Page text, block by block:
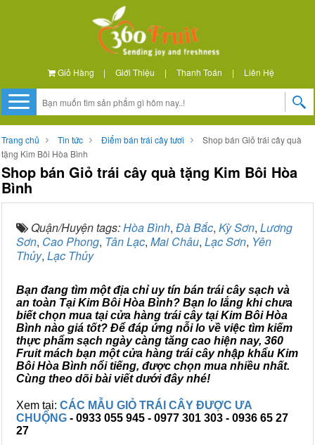
Giỏ Hàng | Giới Thiệu | Thanh Toán | Liên Hệ
Trang chủ Tin tức Điểm bán trái cây tươi
Shop bán Giỏ trái cây quà
tặng Kim Bôi Hòa Bình
Shop bán Giỏ trái cây quà tặng Kim Bôi Hòa
Bình
Quận/Huyện tags:Hòa Bình, Đà Bắc, Kỳ Sơn, Lương
Sơn, Cao Phong, Tân Lạc, Mai Châu, Lạc Sơn, Yên
Thủy, Lạc Thủy
Bạn đang tìm một địa chỉ uy tín bán trái cây sạch và
an toàn Tại Kim Bôi Hòa Bình? Bạn lo lắng khi chưa
biết chọn mua tại cửa hàng trái cây tại Kim Bôi Hòa
Bình nào giá tốt? Để đáp ứng nỗi lo về việc tìm kiếm
thực phẩm sạch ngày càng tăng cao hiện nay, 360
Fruit mách bạn một cửa hàng trái cây nhập khẩu Kim
Bôi Hòa Bình nổi tiếng, được chọn mua nhiều nhất.
Cùng theo dõi bài viết dưới đây nhé!
Xem tại: CÁC MẪU GIỎ TRÁI CÂY ĐƯỢC ƯA
CHUỘNG - 0933 055 945 - 0977 301 303 - 0936 65 27
27